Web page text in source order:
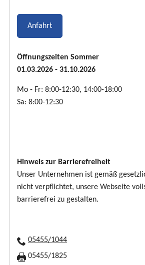
Anfahrt
Öffnungszeiten Sommer
01.03.2026 - 31.10.2026
Mo - Fr: 8:00-12:30, 14:00-18:00
Sa: 8:00-12:30
Hinweis zur Barrierefreiheit
Unser Unternehmen ist gemäß
nicht verpflichtet, unsere Webseite
barrierefrei zu gestalten.
05455/1044
05455/1825